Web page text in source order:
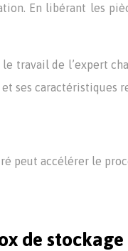
En libérant les
travail de l’expert
ses caractéristiques
peut accélérer le
de